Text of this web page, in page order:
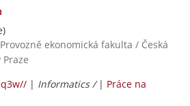
ekonomická fakulta / Česká
| Informatics / | Práce na